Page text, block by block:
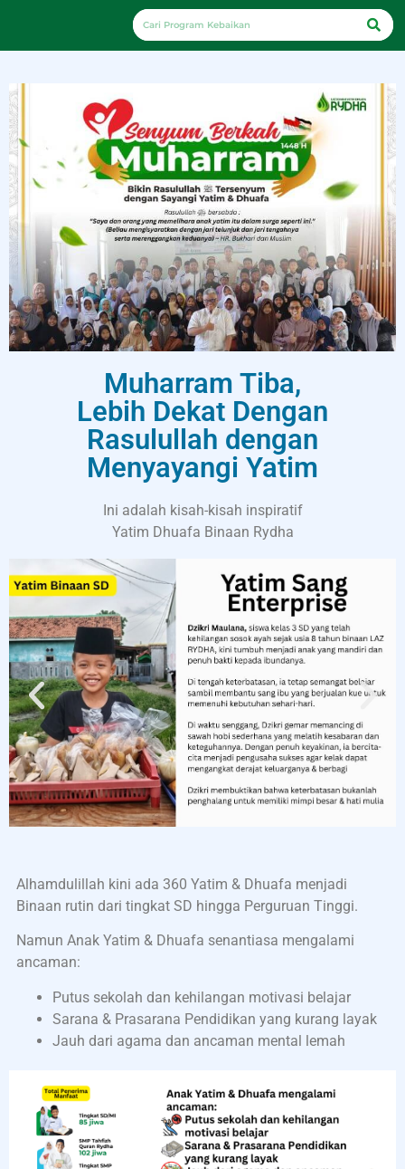
Muharram Tiba,
Lebih Dekat Dengan
Rasulullah dengan
Menyayangi Yatim
Ini adalah kisah-kisah inspiratif
Yatim Dhuafa Binaan Rydha
Alhamdulillah kini ada 360 Yatim & Dhuafa menjadi
Binaan rutin dari tingkat SD hingga Perguruan Tinggi.
Namun Anak Yatim & Dhuafa senantiasa mengalami
ancaman:
Putus sekolah dan kehilangan motivasi belajar
Sarana & Prasarana Pendidikan yang kurang layak
Jauh dari agama dan ancaman mental lemah